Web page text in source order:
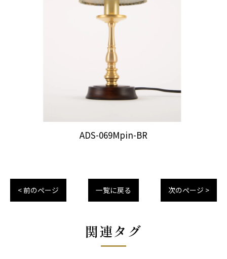
ADS-069Mpin-BR
< 前のページ 一覧に戻る 次のページ >
関連タグ